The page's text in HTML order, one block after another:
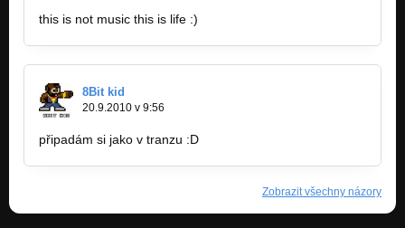
this is not music this is life :)
8Bit kid
20.9.2010 v 9:56
připadám si jako v tranzu :D
Zobrazit všechny názory